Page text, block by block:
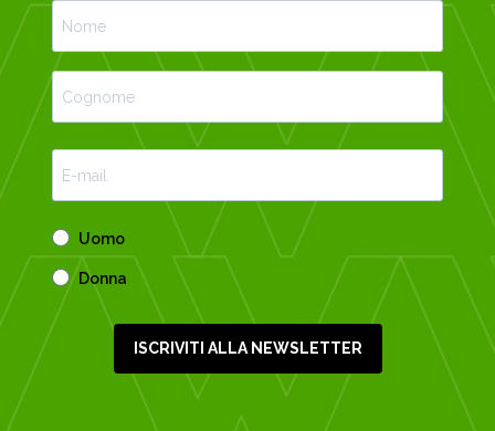
Uomo
Donna
ISCRIVITI ALLA NEWSLETTER